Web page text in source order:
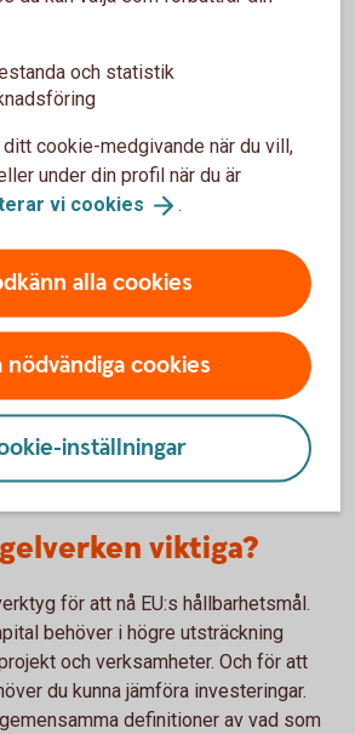
regelverken ihop
hur fondbolag redovisar en fonds
och påverkan på sociala
dig bättre möjlighet att uttrycka
viktiga?
för att nå EU:s hållbarhetsmål.
behöver i högre utsträckning
och verksamheter. Och för att
du kunna jämföra investeringar.
definitioner av vad som
och statistik
ditt cookie-medgivande när du vill,
under din profil när du är
vi cookies .
alla cookies
nödvändiga cookies
inställningar